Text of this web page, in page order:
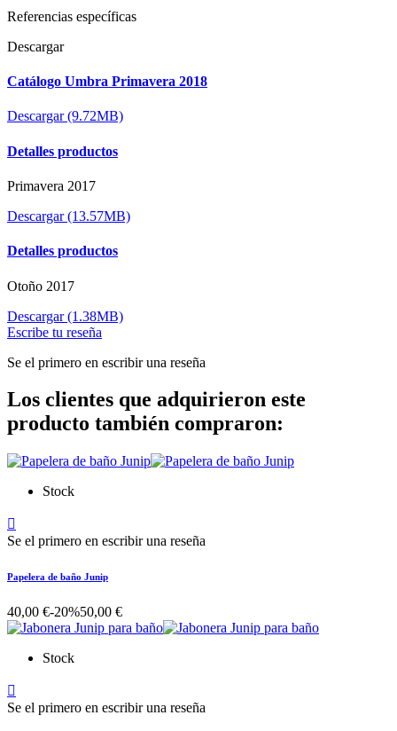
Referencias específicas
Descargar
Catálogo Umbra Primavera 2018
Descargar (9.72MB)
Detalles productos
Primavera 2017
Descargar (13.57MB)
Detalles productos
Otoño 2017
Descargar (1.38MB)
Escribe tu reseña
Se el primero en escribir una reseña
Los clientes que adquirieron este
producto también compraron:
Stock

Se el primero en escribir una reseña
Papelera de baño Junip
40,00 €-20%50,00 €
Stock

Se el primero en escribir una reseña